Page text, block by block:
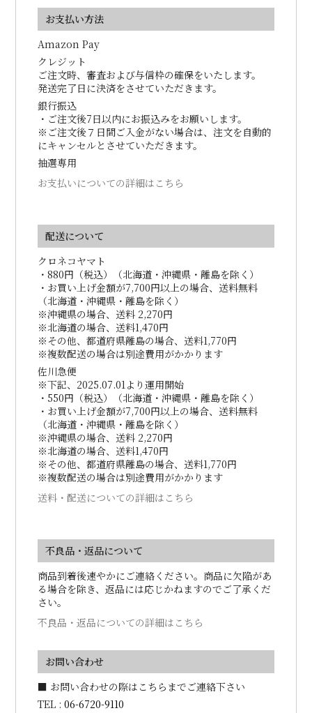
お支払い方法
Amazon Pay
クレジット
ご注文時、審査および与信枠の確保をいたします。
発送完了日に決済をさせていただきます。
銀行振込
・ご注文後7日以内にお振込みをお願いします。
※ご注文後７日間ご入金がない場合は、注文を自動的
にキャンセルとさせていただきます。
抽選専用
お支払いについての詳細はこちら
配送について
クロネコヤマト
・880円（税込）（北海道・沖縄県・離島を除く）
・お買い上げ金額が7,700円以上の場合、送料無料
（北海道・沖縄県・離島を除く）
※沖縄県の場合、送料 2,270円
※北海道の場合、送料1,470円
※その他、都道府県離島の場合、送料1,770円
※複数配送の場合は別途費用がかかります
佐川急便
※下記、2025.07.01より運用開始
・550円（税込）（北海道・沖縄県・離島を除く）
・お買い上げ金額が7,700円以上の場合、送料無料
（北海道・沖縄県・離島を除く）
※沖縄県の場合、送料 2,270円
※北海道の場合、送料1,470円
※その他、都道府県離島の場合、送料1,770円
※複数配送の場合は別途費用がかかります
送料・配送についての詳細はこちら
不良品・返品について
商品到着後速やかにご連絡ください。商品に欠陥があ
る場合を除き、返品には応じかねますのでご了承くだ
さい。
不良品・返品についての詳細はこちら
お問い合わせ
■ お問い合わせの際はこちらまでご連絡下さい
TEL : 06-6720-9110